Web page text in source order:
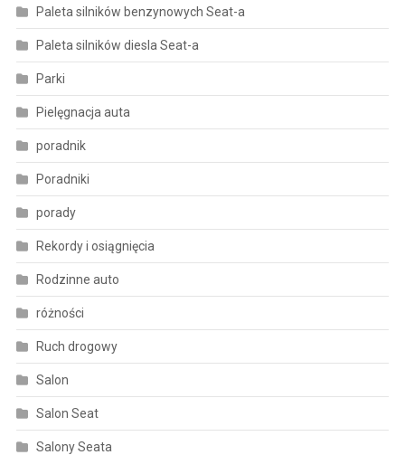
Paleta silników benzynowych Seat-a
Paleta silników diesla Seat-a
Parki
Pielęgnacja auta
poradnik
Poradniki
porady
Rekordy i osiągnięcia
Rodzinne auto
różności
Ruch drogowy
Salon
Salon Seat
Salony Seata